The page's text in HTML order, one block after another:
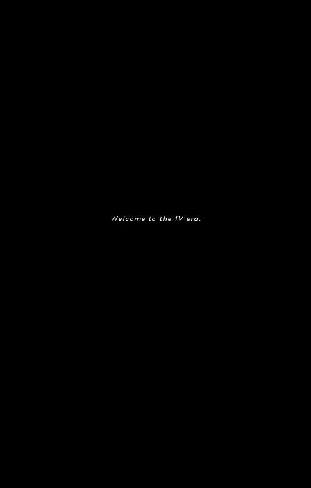
Welcome to the 1V era.